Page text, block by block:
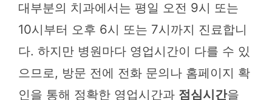
대부분의 치과에서는 평일 오전 9시 또는
10시부터 오후 6시 또는 7시까지 진료합니
다. 하지만 병원마다 영업시간이 다를 수 있
으므로, 방문 전에 전화 문의나 홈페이지 확
인을 통해 정확한 영업시간과 점심시간을